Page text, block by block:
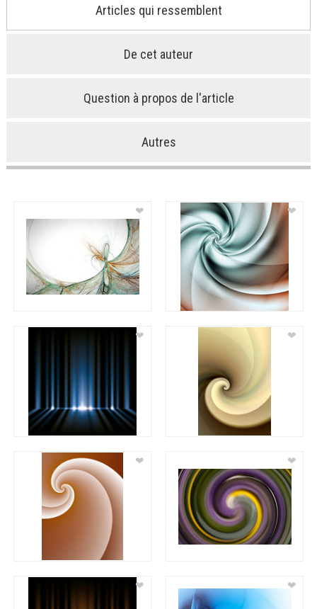
Articles qui ressemblent
De cet auteur
Question à propos de l'article
Autres
❤ ❤
❤ ❤
❤ ❤
❤ ❤